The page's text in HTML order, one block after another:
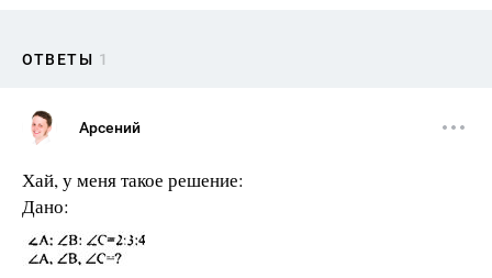
ОТВЕТЫ 1
Арсений
Хай, у меня такое решение:
Дано: